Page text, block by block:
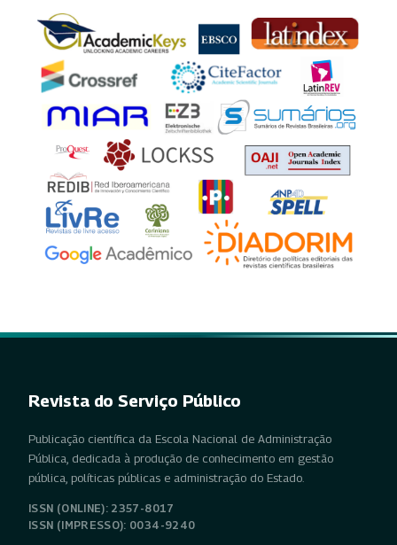
Revista do Serviço Público
Publicação científica da Escola Nacional de Administração
Pública, dedicada à produção de conhecimento em gestão
pública, políticas públicas e administração do Estado.
ISSN (ONLINE): 2357-8017
ISSN (IMPRESSO): 0034-9240